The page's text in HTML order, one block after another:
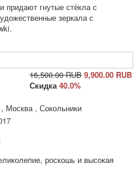
гнутые стёкла с
зеркала с
16,500.00 RUB 9,900.00 RUB
Скидка 40.0%
Москва , Сокольники
роскошь и высокая